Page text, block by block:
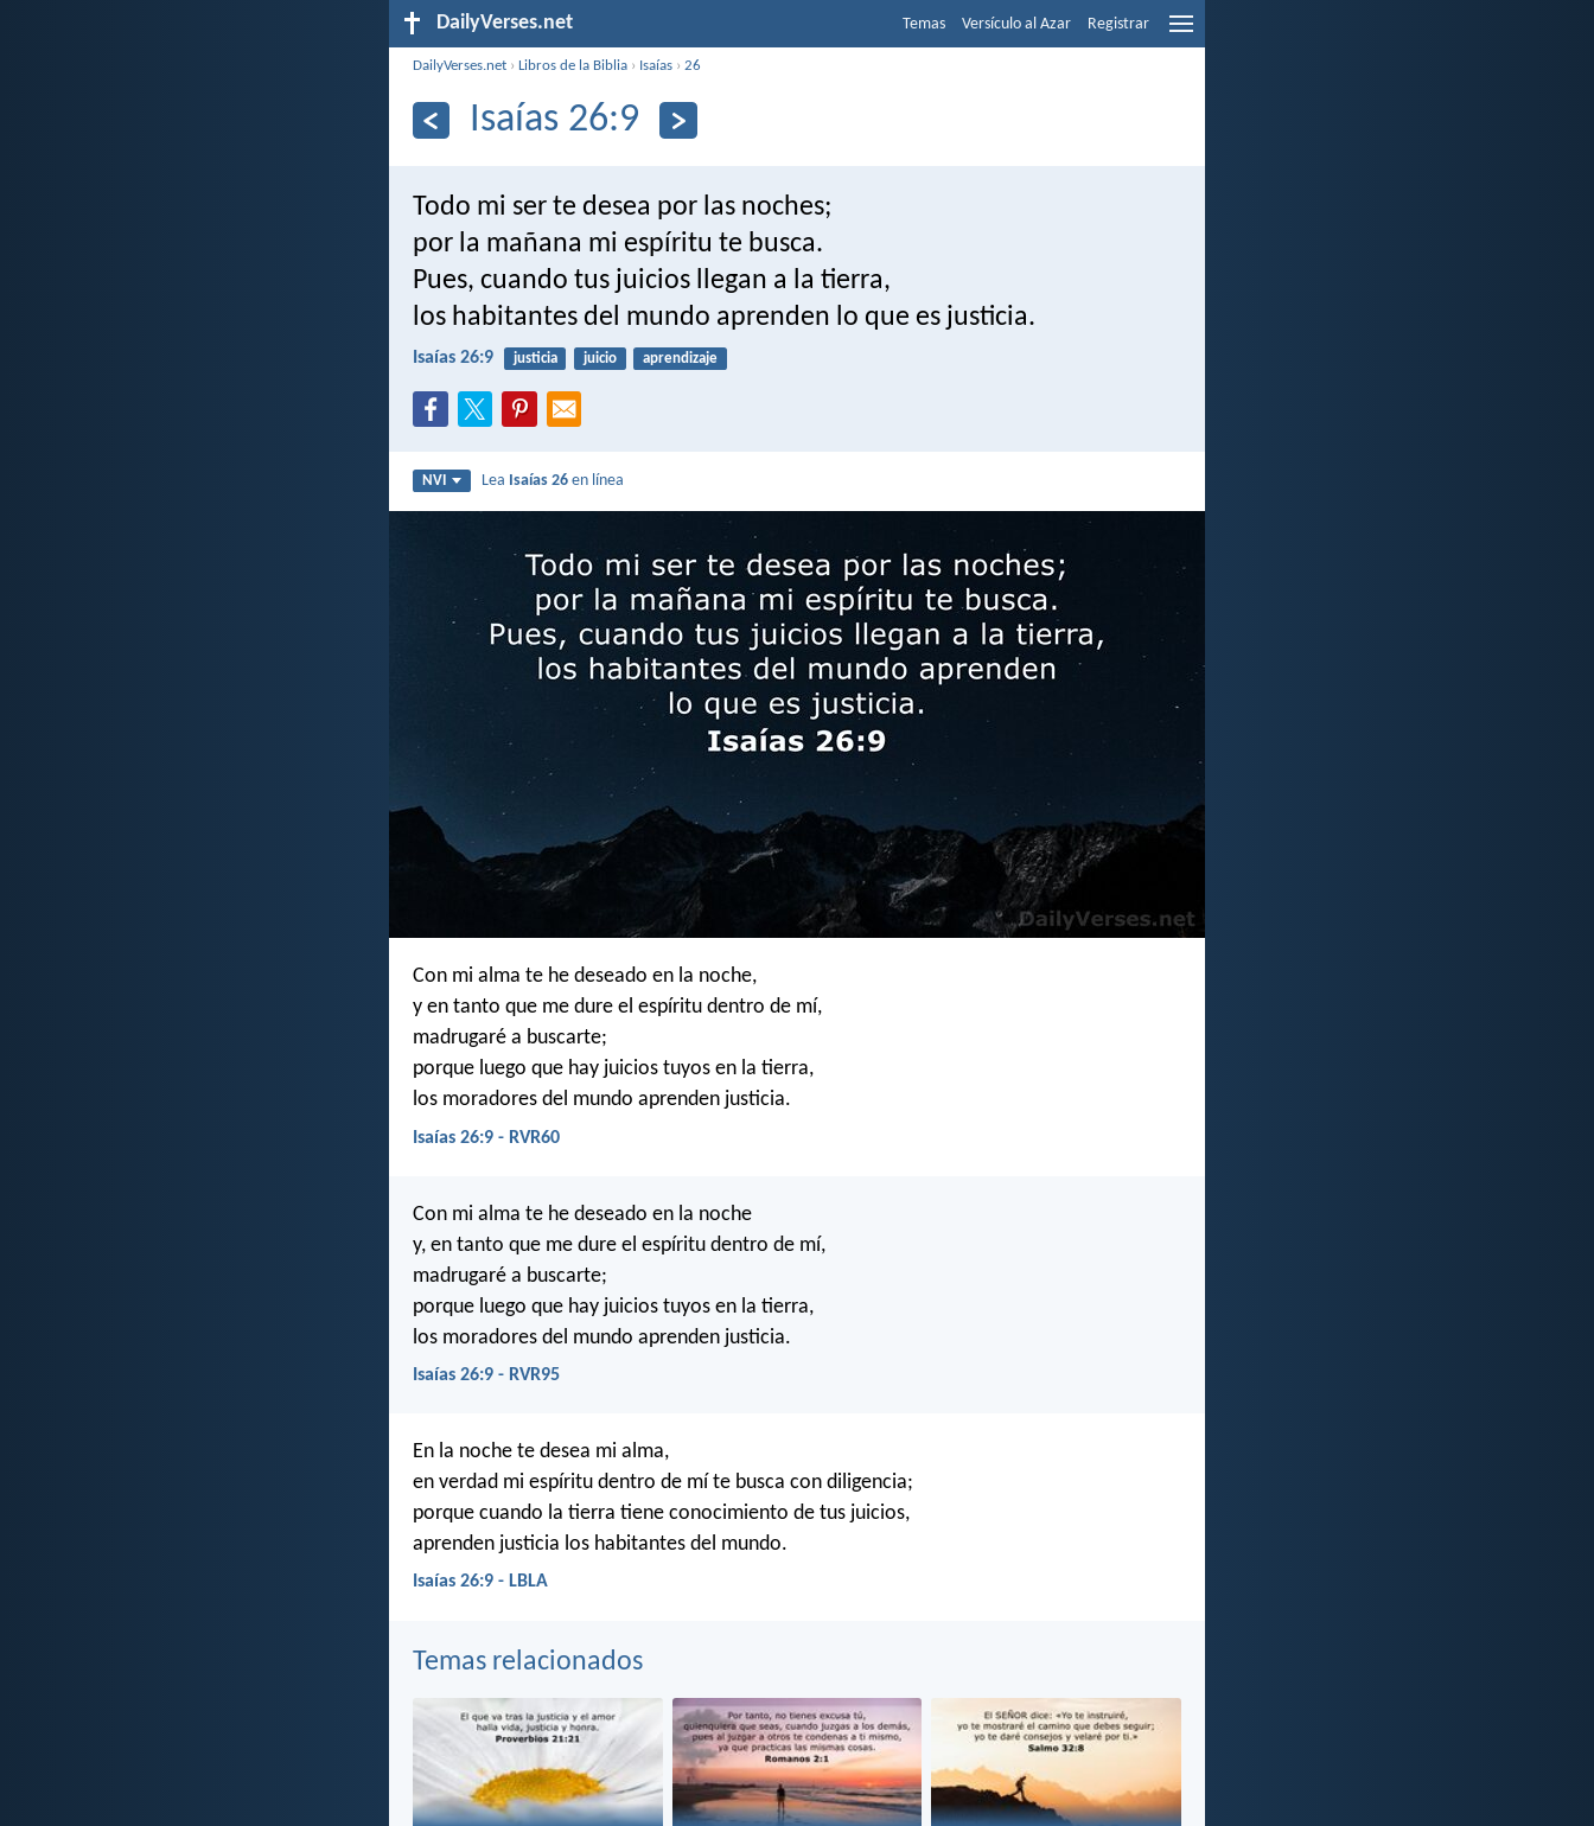
DailyVerses.net Temas Versículo al Azar Registrar
DailyVerses.net ›Libros de la Biblia › Isaías ›26
Isaías 26:9
Todo mi ser te desea por las noches;
por la mañana mi espíritu te busca.
Pues, cuando tus juicios llegan a la tierra,
los habitantes del mundo aprenden lo que es justicia.
Isaías 26:9 justicia juicio aprendizaje
NVI Lea Isaías 26 en línea
Con mi alma te he deseado en la noche,
y en tanto que me dure el espíritu dentro de mí,
madrugaré a buscarte;
porque luego que hay juicios tuyos en la tierra,
los moradores del mundo aprenden justicia.
Isaías 26:9 - RVR60
Con mi alma te he deseado en la noche
y, en tanto que me dure el espíritu dentro de mí,
madrugaré a buscarte;
porque luego que hay juicios tuyos en la tierra,
los moradores del mundo aprenden justicia.
Isaías 26:9 - RVR95
En la noche te desea mi alma,
en verdad mi espíritu dentro de mí te busca con diligencia;
porque cuando la tierra tiene conocimiento de tus juicios,
aprenden justicia los habitantes del mundo.
Isaías 26:9 - LBLA
Temas relacionados